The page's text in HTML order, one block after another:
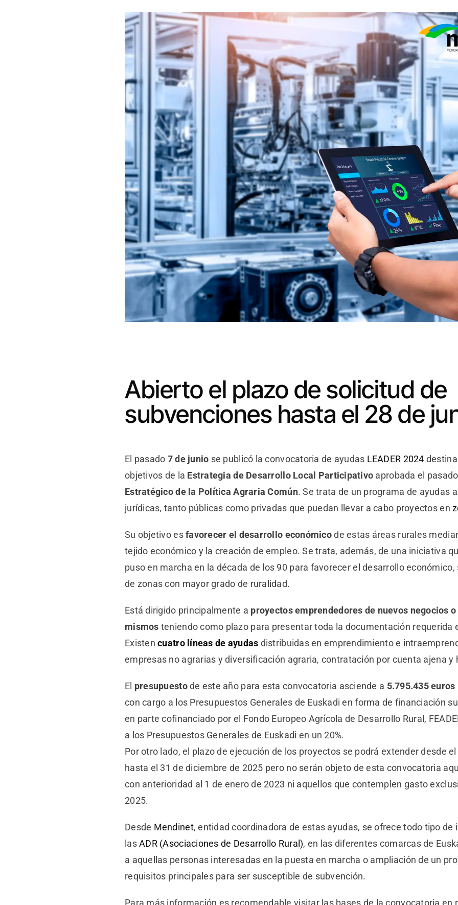
Abierto el plazo de solicitud de
subvenciones hasta el 28 de
El pasado 7 de junio se publicó la convocatoria de ayudas LEADER 2024
objetivos de la Estrategia de Desarrollo Local Participativo aprobada el
Estratégico de la Política Agraria Común. Se trata de un programa de ayudas
jurídicas, tanto públicas como privadas que puedan llevar a cabo proyectos en
Su objetivo esfavorecer el desarrollo económicode estas áreas rurales
tejido económico y la creación de empleo. Se trata, además, de una iniciativa
puso en marcha en la década de los 90 para favorecer el desarrollo
de zonas con mayor grado de ruralidad.
Está dirigido principalmente a proyectos emprendedores de nuevos negocios
mismos teniendo como plazo para presentar toda la documentación requerida
Existencuatro líneas de ayudas distribuidas en emprendimiento e
empresas no agrarias y diversificación agraria, contratación por cuenta ajena y
El presupuestode este año para esta convocatoria asciende a 5.795.435 euros
con cargo a los Presupuestos Generales de Euskadi en forma de financiación
en parte cofinanciado por el Fondo Europeo Agrícola de Desarrollo Rural,
a los Presupuestos Generales de Euskadi en un 20%.
Por otro lado, el plazo de ejecución de los proyectos se podrá extender desde
hasta el 31 de diciembre de 2025 pero no serán objeto de esta convocatoria
con anterioridad al 1 de enero de 2023 ni aquellos que contemplen gasto
2025.
Desde Mendinet, entidad coordinadora de estas ayudas, se ofrece todo tipo de
lasADR (Asociaciones de Desarrollo Rural), en las diferentes comarcas de
a aquellas personas interesadas en la puesta en marcha o ampliación de un
requisitos principales para ser susceptible de subvención.
Para más información es recomendable visitar las bases de la convocatoria en